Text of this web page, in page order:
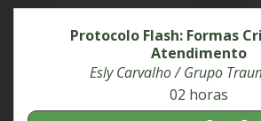
Protocolo Flash: Formas
Atendimento
Esly Carvalho / Grupo
02 horas